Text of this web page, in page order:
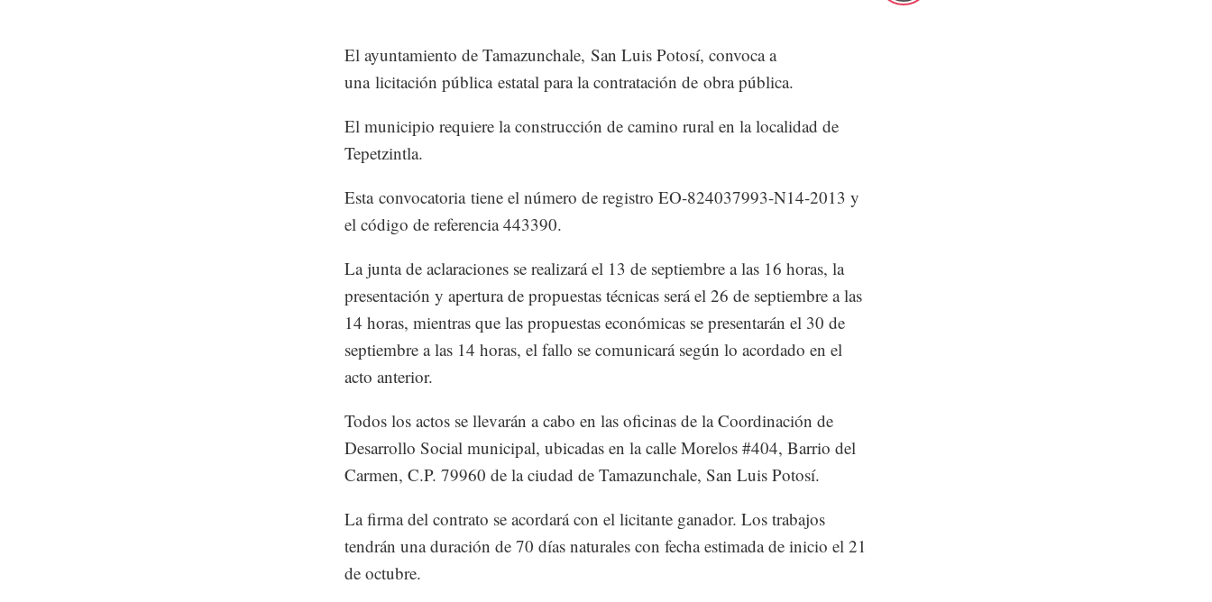
El ayuntamiento de Tamazunchale, San Luis Potosí, convoca a
una licitación pública estatal para la contratación de obra pública.
El municipio requiere la construcción de camino rural en la localidad de
Tepetzintla.
Esta convocatoria tiene el número de registro EO-824037993-N14-2013 y
el código de referencia 443390.
La junta de aclaraciones se realizará el 13 de septiembre a las 16 horas, la
presentación y apertura de propuestas técnicas será el 26 de septiembre a las
14 horas, mientras que las propuestas económicas se presentarán el 30 de
septiembre a las 14 horas, el fallo se comunicará según lo acordado en el
acto anterior.
Todos los actos se llevarán a cabo en las oficinas de la Coordinación de
Desarrollo Social municipal, ubicadas en la calle Morelos #404, Barrio del
Carmen, C.P. 79960 de la ciudad de Tamazunchale, San Luis Potosí.
La firma del contrato se acordará con el licitante ganador. Los trabajos
tendrán una duración de 70 días naturales con fecha estimada de inicio el 21
de octubre.